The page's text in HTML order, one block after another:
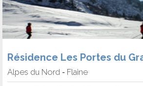
Résidence Les Portes du
Alpes du Nord - Flaine